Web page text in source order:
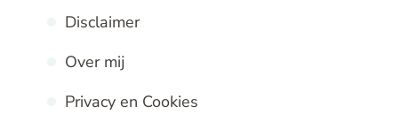
Disclaimer
Over mij
Privacy en Cookies